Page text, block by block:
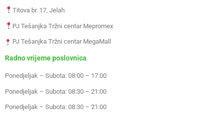
Titova br. 17, Jelah
PJ Tešanjka Tržni centar Mepromex
PJ Tešanjka Tržni centar MegaMall
Radno vrijeme poslovnica
Ponedjeljak – Subota: 08:00 – 17:00
Ponedjeljak – Subota: 08:30 – 21:00
Ponedjeljak – Subota: 08:30 – 21:00